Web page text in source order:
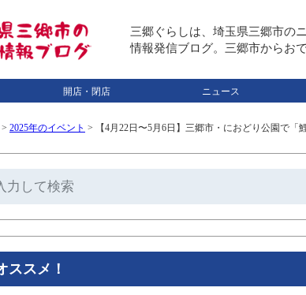
三郷ぐらしは、埼玉県三郷市の
情報発信ブログ。三郷市からお
開店・閉店 ニュース
> 2025年のイベント > 【4月22日〜5月6日】三郷市・におどり公園で
ススメ！